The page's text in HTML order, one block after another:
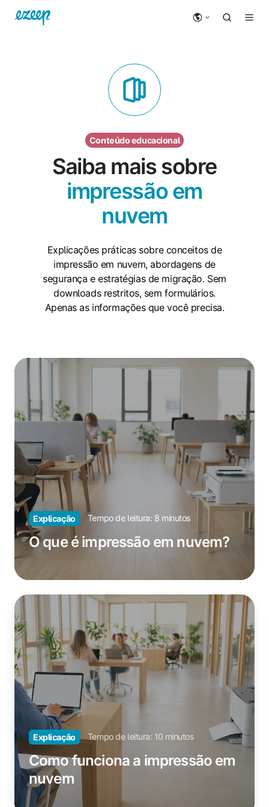
Conteúdo educacional
Saiba mais sobre
impressão em
nuvem
Explicações práticas sobre conceitos de
impressão em nuvem, abordagens de
segurança e estratégias de migração. Sem
downloads restritos, sem formulários.
Apenas as informações que você precisa.
O
impressão
em
nuvem?
Explicação Tempo de leitura: 8 minutos
O que é impressão em nuvem?
Como
funciona
a
impressão
em
nuvem
Explicação Tempo de leitura: 10 minutos
Como funciona a impressão em
nuvem